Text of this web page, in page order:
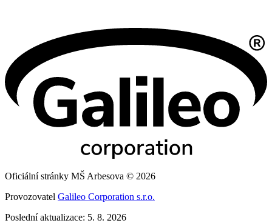
Oficiální stránky MŠ Arbesova © 2026
Provozovatel Galileo Corporation s.r.o.
Poslední aktualizace: 5. 8. 2026